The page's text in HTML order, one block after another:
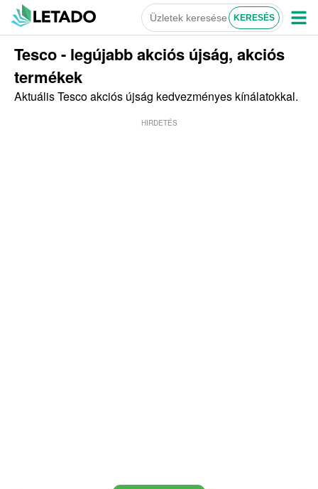
Tesco - legújabb akciós újság, akciós
termékek
Aktuális Tesco akciós újság kedvezményes kínálatokkal.
HIRDETÉS